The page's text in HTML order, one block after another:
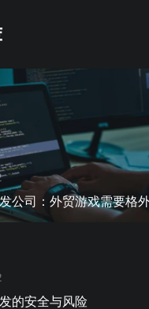
公司：外贸游戏需要格
的安全与风险